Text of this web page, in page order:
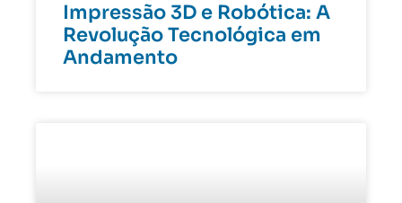
Impressão 3D e Robótica: A
Revolução Tecnológica em
Andamento